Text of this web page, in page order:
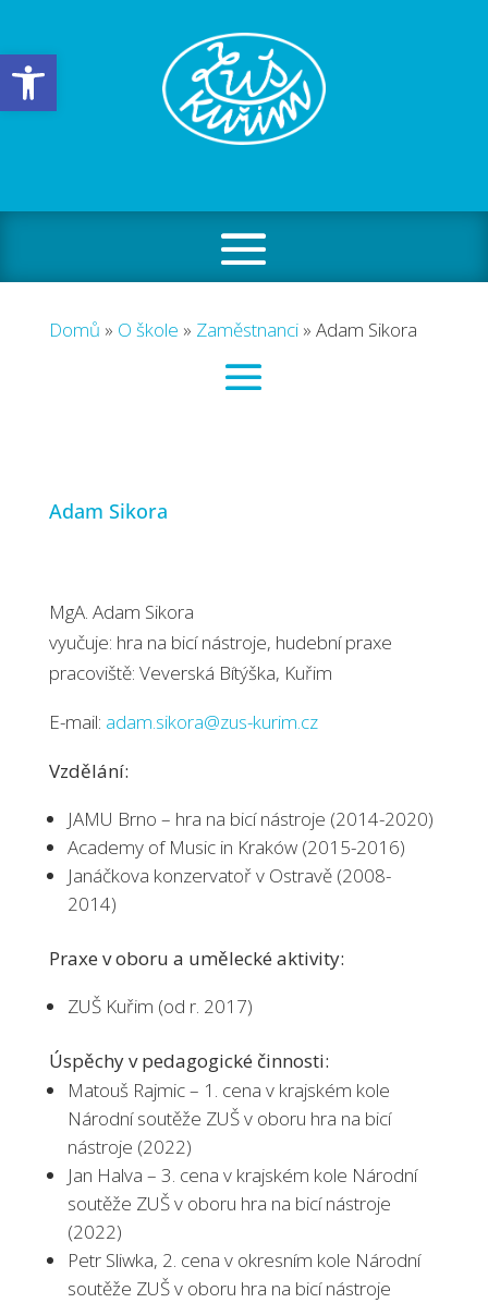
Open toolbar
Domů » O škole » Zaměstnanci» Adam Sikora
Adam Sikora
MgA. Adam Sikora
vyučuje: hra na bicí nástroje, hudební praxe
pracoviště: Veverská Bítýška, Kuřim
E-mail: adam.sikora@zus-kurim.cz
Vzdělání:
JAMU Brno – hra na bicí nástroje (2014-2020)
Academy of Music in Kraków (2015-2016)
Janáčkova konzervatoř v Ostravě (2008-
2014)
Praxe v oboru a umělecké aktivity:
ZUŠ Kuřim (od r. 2017)
Úspěchy v pedagogické činnosti:
Matouš Rajmic – 1. cena v krajském kole
Národní soutěže ZUŠ v oboru hra na bicí
nástroje (2022)
Jan Halva – 3. cena v krajském kole Národní
soutěže ZUŠ v oboru hra na bicí nástroje
(2022)
Petr Sliwka, 2. cena v okresním kole Národní
soutěže ZUŠ v oboru hra na bicí nástroje